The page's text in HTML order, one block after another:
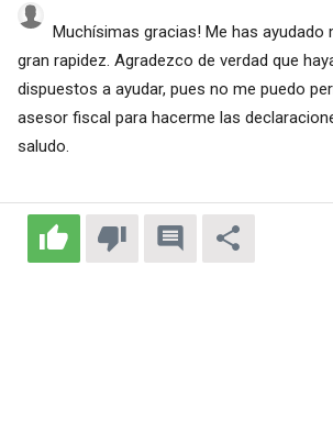
Muchísimas gracias! Me has ayudado
gran rapidez. Agradezco de verdad que
dispuestos a ayudar, pues no me puedo
asesor fiscal para hacerme las
saludo.